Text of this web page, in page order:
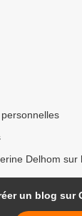
Delhom sur
un blog sur